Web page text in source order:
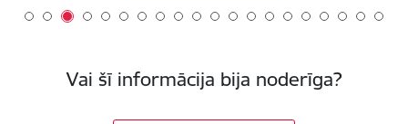
Vai šī informācija bija noderīga?